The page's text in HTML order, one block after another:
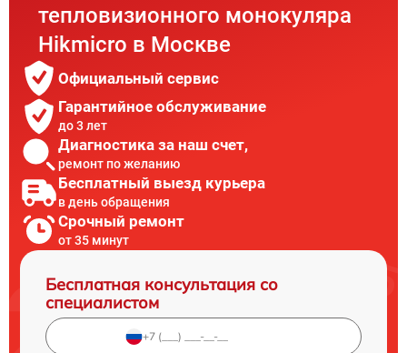
тепловизионного монокуляра
Hikmicro в Москве
Официальный сервис
Гарантийное обслуживание
до 3 лет
Диагностика за наш счет,
ремонт по желанию
Бесплатный выезд курьера
в день обращения
Срочный ремонт
от 35 минут
Бесплатная консультация со
специалистом